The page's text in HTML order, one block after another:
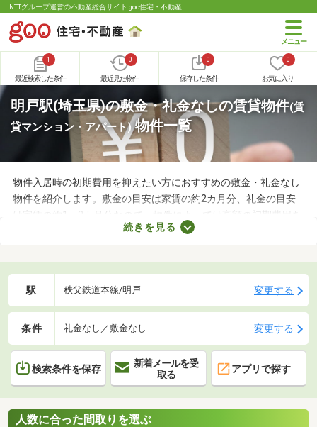
NTTグループ運営の不動産総合サイト goo住宅・不動産
1
最近検索した条件
0
最近見た物件
0
保存した条件
0
お気に入り
明戸駅(埼玉県)の敷金・礼金なしの賃貸物件(賃
貸マンション・アパート)物件一覧
物件入居時の初期費用を抑えたい方におすすめの敷金・礼金なし
物件を紹介します。敷金の目安は家賃の約2カ月分、礼金の目安
は家賃の約1～2カ月分なので、物件によっては高額の初期費用を
用意しなければなりません。新生活に必要な家具や家電、インテ
部屋を見つけましょう。
続きを見る
駅 秩父鉄道本線/明戸 変更する
条件 礼金なし／敷金なし 変更する
検索条件を保存
新着メールを受
取る
アプリで探す
人数に合った間取りを選ぶ